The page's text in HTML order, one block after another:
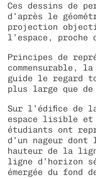
Ces dessins de
d’après le
projection
l’espace,
Principes de
commensurable,
guide le regard
plus large que
Sur l’édifice de
espace lisible
étudiants ont
d’un nageur
hauteur de la
ligne d’horizon
émergée du fond